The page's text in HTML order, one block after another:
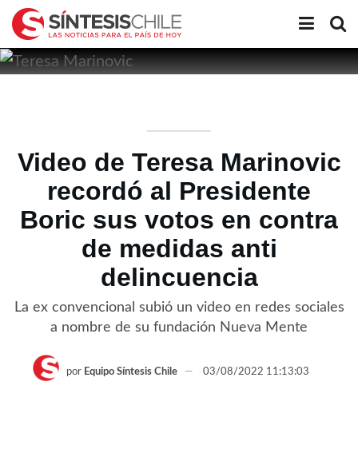
Video de Teresa Marinovic
recordó al Presidente
Boric sus votos en contra
de medidas anti
delincuencia
La ex convencional subió un video en redes sociales
a nombre de su fundación Nueva Mente
por Equipo Síntesis Chile 03/08/2022 11:13:03